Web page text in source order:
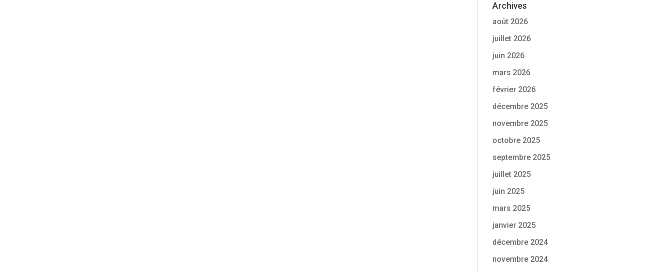
Archives
août 2026
juillet 2026
juin 2026
mars 2026
février 2026
décembre 2025
novembre 2025
octobre 2025
septembre 2025
juillet 2025
juin 2025
mars 2025
janvier 2025
décembre 2024
novembre 2024